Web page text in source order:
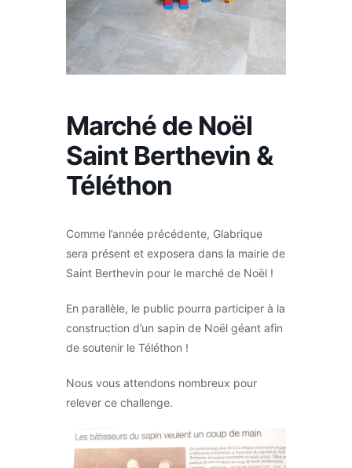
Marché de Noël
Saint Berthevin &
Téléthon
Comme l’année précédente, Glabrique
sera présent et exposera dans la mairie de
Saint Berthevin pour le marché de Noël !
En parallèle, le public pourra participer à la
construction d’un sapin de Noël géant afin
de soutenir le Téléthon !
Nous vous attendons nombreux pour
relever ce challenge.